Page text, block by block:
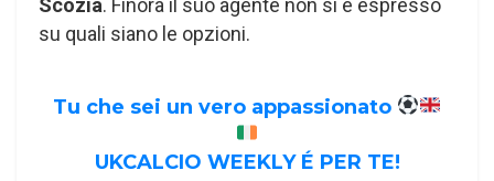
Scozia. Finora il suo agente non si è espresso
su quali siano le opzioni.
Tu che sei un vero appassionato
UKCALCIO WEEKLY É PER TE!